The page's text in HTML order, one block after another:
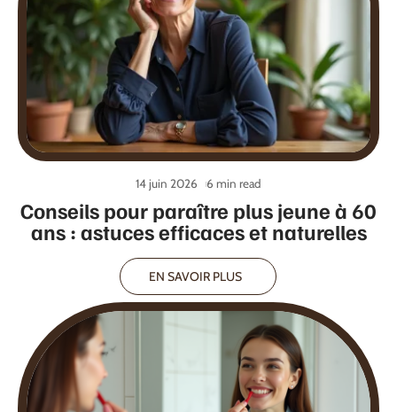
Conseils pour paraître plus jeune à 60
ans : astuces efficaces et naturelles
14 juin 2026 6 min read
EN SAVOIR PLUS